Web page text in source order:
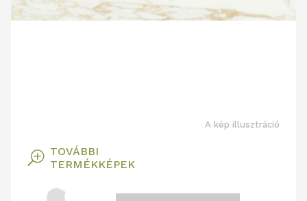
A kép illusztráció
T TOVÁBBI
TERMÉKKÉPEK